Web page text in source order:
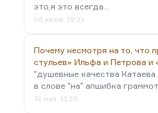
это,я это всегда…
06 июня, 19:21
Почему несмотря на то, что
стульев» Ильфа и Петрова и
"душевные качества
в слове "на" апшибка
31 мая, 11:20